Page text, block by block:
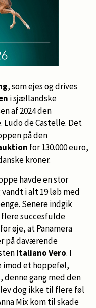
, som ejes og drives
i sjællandske
af 2024 den
Ludo de Castelle. Det
på den
for 130.000 euro,
kroner.
havde en stor
i alt 19 løb med
Senere indgik
flere succesfulde
øje, at Panamera
på daværende
Italiano Vero. I
imod et hoppeføl,
denne gang med den
dog ikke til flere føl
Mix kom til skade